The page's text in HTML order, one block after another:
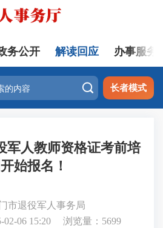
务公开 解读回应 办事服务
 长者模式
军人教师资格证考前培
始报名！
市退役军人事务局
06 15:20
浏览量： 5699